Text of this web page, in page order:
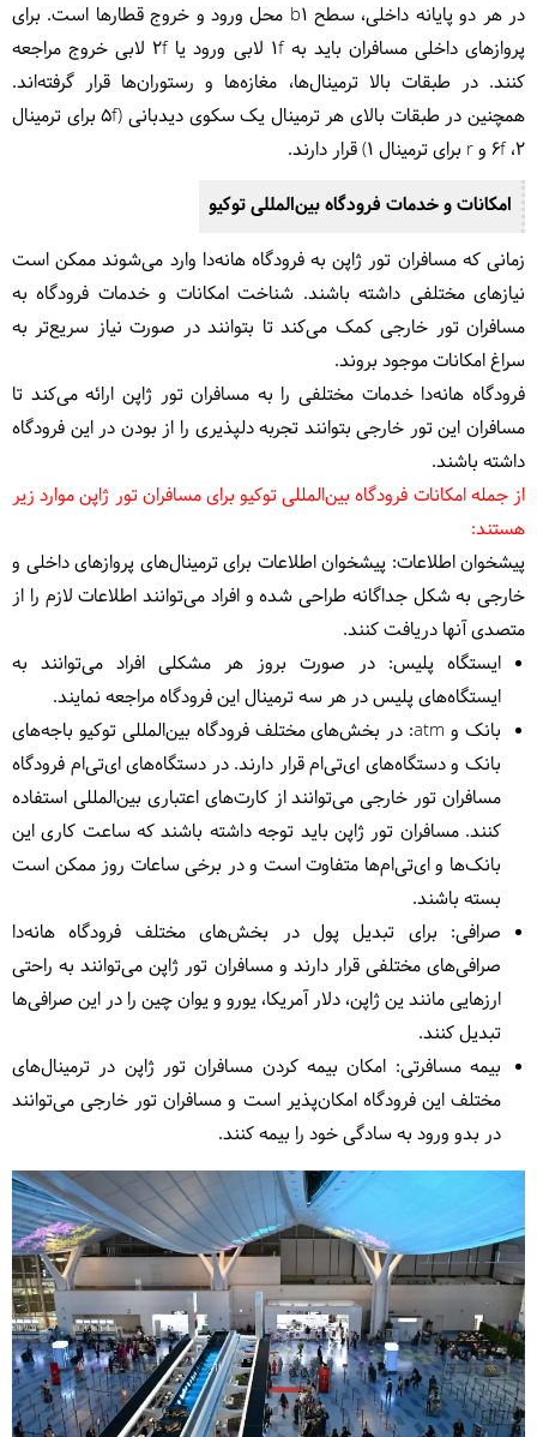
در هر دو پایانه داخلی، سطح b1 محل ورود و خروج قطارها است. برای
پروازهای داخلی مسافران باید به 1f لابی ورود یا 2f لابی خروج مراجعه
کنند. در طبقات بالا ترمینال‌ها، مغازه‌ها و رستوران‌ها قرار گرفته‌اند.
همچنین در طبقات بالای هر ترمینال یک سکوی دیدبانی (5f برای ترمینال
2، 6f و r برای ترمینال 1) قرار دارند.
امکانات و خدمات فرودگاه بین‌المللی توکیو
زمانی که مسافران تور ژاپن به فرودگاه هانه‌دا وارد می‌شوند ممکن است
نیازهای مختلفی داشته باشند. شناخت امکانات و خدمات فرودگاه به
مسافران تور خارجی کمک می‌کند تا بتوانند در صورت نیاز سریع‌تر به
سراغ امکانات موجود بروند.
فرودگاه هانه‌دا خدمات مختلفی را به مسافران تور ژاپن ارائه می‌کند تا
مسافران این تور خارجی بتوانند تجربه دلپذیری را از بودن در این فرودگاه
داشته باشند.
از جمله امکانات فرودگاه بین‌المللی توکیو برای مسافران تور ژاپن موارد زیر
هستند:
پیشخوان اطلاعات: پیشخوان اطلاعات برای ترمینال‌های پروازهای داخلی و
خارجی به شکل جداگانه طراحی شده و افراد می‌توانند اطلاعات لازم را از
متصدی آنها دریافت کنند.
ایستگاه پلیس: در صورت بروز هر مشکلی افراد می‌توانند به
ایستگاه‌های پلیس در هر سه ترمینال این فرودگاه مراجعه نمایند.
بانک و atm: در بخش‌های مختلف فرودگاه بین‌المللی توکیو باجه‌های
بانک و دستگاه‌های ای‌تی‌ام قرار دارند. در دستگاه‌های ای‌تی‌ام فرودگاه
مسافران تور خارجی می‌توانند از کارت‌های اعتباری بین‌المللی استفاده
کنند. مسافران تور ژاپن باید توجه داشته باشند که ساعت کاری این
بانک‌ها و ای‌تی‌ام‌ها متفاوت است و در برخی ساعات روز ممکن است
بسته باشند.
صرافی: برای تبدیل پول در بخش‌های مختلف فرودگاه هانه‌دا
صرافی‌های مختلفی قرار دارند و مسافران تور ژاپن می‌توانند به راحتی
ارزهایی مانند ین ژاپن، دلار آمریکا، یورو و یوان چین را در این صرافی‌ها
تبدیل کنند.
بیمه مسافرتی: امکان بیمه کردن مسافران تور ژاپن در ترمینال‌های
مختلف این فرودگاه امکان‌پذیر است و مسافران تور خارجی می‌توانند
در بدو ورود به سادگی خود را بیمه کنند.